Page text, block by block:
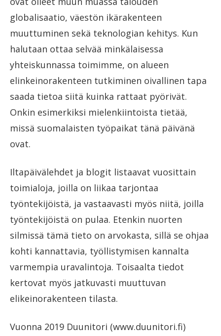
globalisaatio, väestön ikärakenteen
muuttuminen sekä teknologian kehitys. Kun
halutaan ottaa selvää minkälaisessa
yhteiskunnassa toimimme, on alueen
elinkeinorakenteen tutkiminen oivallinen tapa
saada tietoa siitä kuinka rattaat pyörivät.
Onkin esimerkiksi mielenkiintoista tietää,
missä suomalaisten työpaikat tänä päivänä
ovat.
Iltapäivälehdet ja blogit listaavat vuosittain
toimialoja, joilla on liikaa tarjontaa
työntekijöistä, ja vastaavasti myös niitä, joilla
työntekijöistä on pulaa. Etenkin nuorten
silmissä tämä tieto on arvokasta, sillä se ohjaa
kohti kannattavia, työllistymisen kannalta
varmempia uravalintoja. Toisaalta tiedot
kertovat myös jatkuvasti muuttuvan
elikeinorakenteen tilasta.
Vuonna 2019 Duunitori (www.duunitori.fi)